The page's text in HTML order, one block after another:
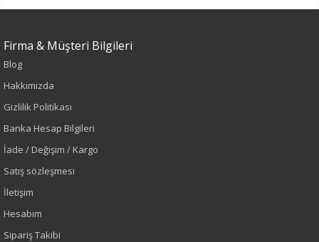
Sezon : KIŞLIK
Mor
Sonbahar-Kış
Firma & Müşteri Bilgileri
Blog
Hakkımızda
Gizlilik Politikası
Banka Hesap Bilgileri
İade / Değişim / Kargo
Satış sözleşmesi
İletişim
Hesabım
Sipariş Takibi